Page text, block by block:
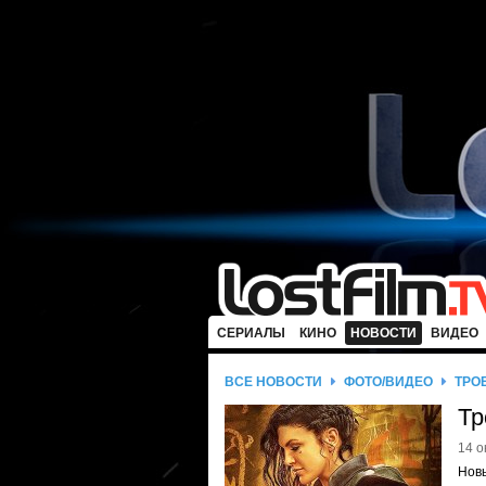
СЕРИАЛЫ КИНО НОВОСТИ ВИДЕО
ВСЕ НОВОСТИ ФОТО/ВИДЕО
14